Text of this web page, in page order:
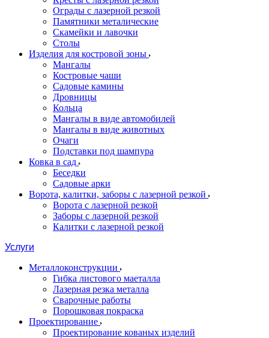
Ограды с лазерной резкой
Памятники металические
Скамейки и лавочки
Столы
Изделия для костровой зоны
Мангалы
Костровые чаши
Садовые камины
Дровницы
Кольца
Мангалы в виде автомобилей
Мангалы в виде животных
Очаги
Подставки под шампура
Ковка в сад
Беседки
Садовые арки
Ворота, калитки, заборы с лазерной резкой
Ворота с лазерной резкой
Заборы с лазерной резкой
Калитки с лазерной резкой
Услуги
Металлоконструкции
Гибка листового маеталла
Лазерная резка металла
Сварочные работы
Порошковая покраска
Проектирование
Проектирование кованых изделий